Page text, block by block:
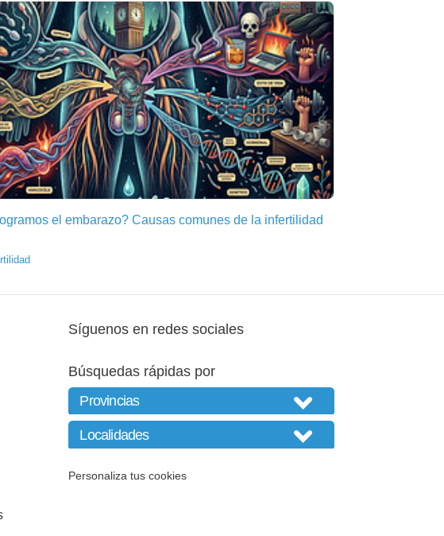
el embarazo? Causas comunes de la infertilidad
Síguenos en redes sociales
Búsquedas rápidas por
Personaliza tus cookies